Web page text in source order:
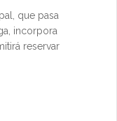
que pasa
incorpora
reservar